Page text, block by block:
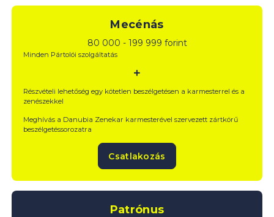
Mecénás
80 000 - 199 999 forint
Minden Pártolói szolgáltatás
Részvételi lehetőség egy kötetlen beszélgetésen a karmesterrel és a
zenészekkel
Meghívás a Danubia Zenekar karmesterével szervezett zártkörű
beszélgetéssorozatra
Csatlakozás
Patrónus